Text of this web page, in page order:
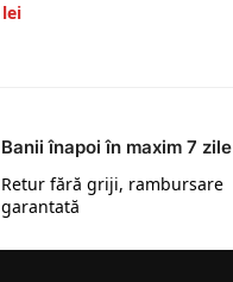
lei
Banii înapoi în maxim 7 zile
Retur fără griji, rambursare
garantată